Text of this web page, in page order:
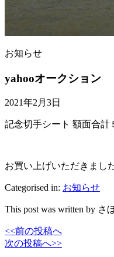
お知らせ
yahooオークション
2021年2月3日
記念切手シート 額面合計
お買い上げいただきまし
Categorised in: お知らせ
This post was written by さ
<<前の投稿へ
次の投稿へ>>